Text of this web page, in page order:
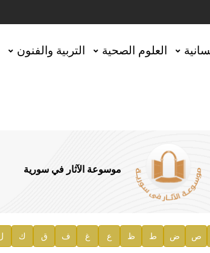
العلوم الصحية التربية والفنون
موسوعة الآثار في سورية
ص ض ط ظ ع غ ف ق ك